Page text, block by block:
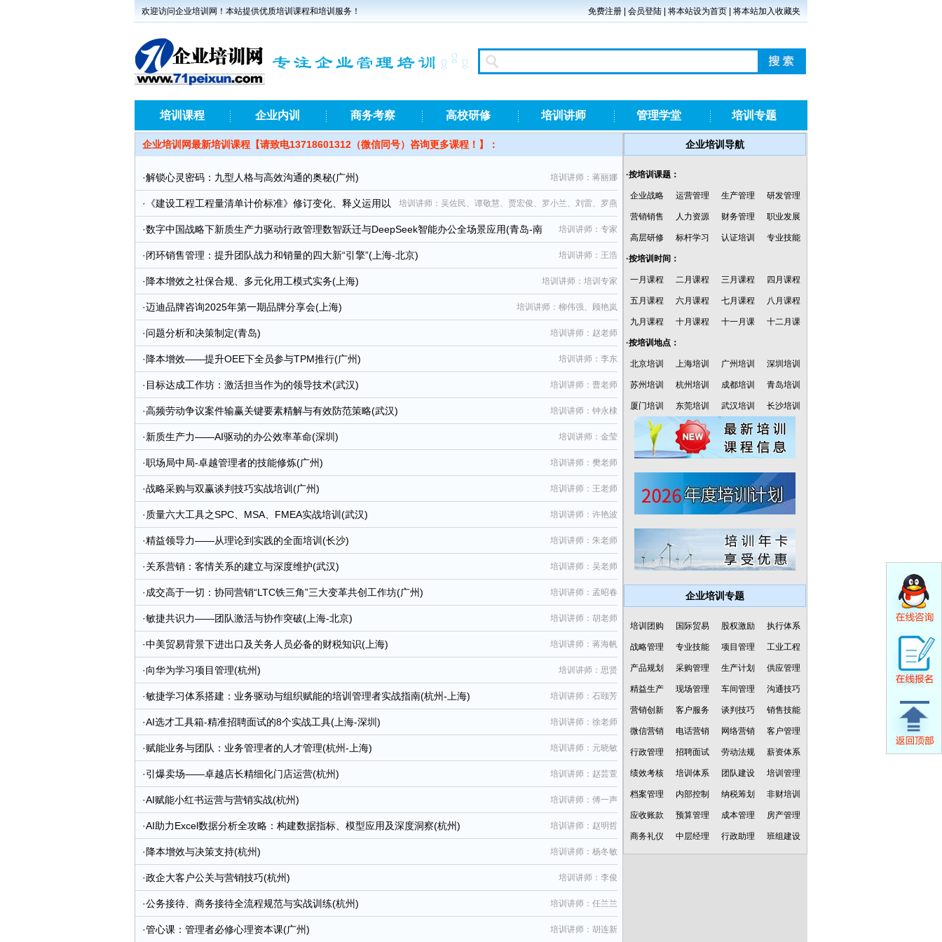
欢迎访问企业培训网！本站提供优质培训课程和培训服务！ 免费注册 会员登陆 将本站设为首页 将本站加入收藏夹
培训课程 企业内训 商务考察 高校研修 培训讲师 管理学堂 培训专题
企业培训网最新培训课程【请致电13718601312（微信同号）咨询更多课程！】：
培训讲师：蒋丽娜
·解锁心灵密码：九型人格与高效沟通的奥秘(广州)
培训讲师：吴佐民、谭敬慧、贾宏俊、罗小兰、刘雷、罗燕
· 《建设工程工程量清单计价标准》修订变化、释义运用以
及对工程合同的影响与对策暨建设项目全过程造价管控、结算、审计、财评案例实操(贵阳-拉萨) 培训讲师：专家
·数字中国战略下新质生产力驱动行政管理数智跃迁与DeepSeek智能办公全场景应用(青岛-南
昌-昆明-太原-成都) 培训讲师：王浩
·闭环销售管理：提升团队战力和销量的四大新“引擎”(上海-北京)
培训讲师：培训专家
· 降本增效之社保合规、多元化用工模式实务(上海)
培训讲师：柳伟强、顾艳岚
·迈迪品牌咨询2025年第一期品牌分享会(上海)
培训讲师：赵老师
·问题分析和决策制定(青岛)
培训讲师：李东
· 降本增效——提升OEE下全员参与TPM推行(广州)
培训讲师：曹老师
· 目标达成工作坊：激活担当作为的领导技术(武汉)
培训讲师：钟永棣
·高频劳动争议案件输赢关键要素精解与有效防范策略(武汉)
培训讲师：金莹
·新质生产力——AI驱动的办公效率革命(深圳)
培训讲师：樊老师
·职场局中局-卓越管理者的技能修炼(广州)
培训讲师：王老师
·战略采购与双赢谈判技巧实战培训(广州)
培训讲师：许艳波
· 质量六大工具之SPC、MSA、FMEA实战培训(武汉)
培训讲师：朱老师
·精益领导力——从理论到实践的全面培训(长沙)
培训讲师：吴老师
·关系营销：客情关系的建立与深度维护(武汉)
培训讲师：孟昭春
·成交高于一切：协同营销“LTC铁三角”三大变革共创工作坊(广州)
培训讲师：胡老师
·敏捷共识力——团队激活与协作突破(上海-北京)
培训讲师：蒋海帆
·中美贸易背景下进出口及关务人员必备的财税知识(上海)
培训讲师：思贤
·向华为学习项目管理(杭州)
培训讲师：石颐芳
·敏捷学习体系搭建：业务驱动与组织赋能的培训管理者实战指南(杭州-上海)
培训讲师：徐老师
·AI选才工具箱-精准招聘面试的8个实战工具(上海-深圳)
培训讲师：元晓敏
·赋能业务与团队：业务管理者的人才管理(杭州-上海)
培训讲师：赵芸萱
·引爆卖场——卓越店长精细化门店运营(杭州)
培训讲师：傅一声
·AI赋能小红书运营与营销实战(杭州)
培训讲师：赵明哲
·AI助力Excel数据分析全攻略：构建数据指标、模型应用及深度洞察(杭州)
培训讲师：杨冬敏
· 降本增效与决策支持(杭州)
培训讲师：李俊
·政企大客户公关与营销技巧(杭州)
培训讲师：任兰兰
·公务接待、商务接待全流程规范与实战训练(杭州)
培训讲师：胡连新
·管心课：管理者必修心理资本课(广州)
企业培训导航
·按培训课题：
企业战略 运营管理 生产管理 研发管理
营销销售 人力资源 财务管理 职业发展
高层研修 标杆学习 认证培训 专业技能
·按培训时间：
一月课程 二月课程 三月课程 四月课程
五月课程 六月课程 七月课程 八月课程
九月课程 十月课程 十一月课 十二月课
·按培训地点：
北京培训 上海培训 广州培训 深圳培训
苏州培训 杭州培训 成都培训 青岛培训
厦门培训 东莞培训 武汉培训 长沙培训
企业培训专题
培训团购 国际贸易 股权激励 执行体系
战略管理 专业技能 项目管理 工业工程
产品规划 采购管理 生产计划 供应管理
精益生产 现场管理 车间管理 沟通技巧
营销创新 客户服务 谈判技巧 销售技能
微信营销 电话营销 网络营销 客户管理
行政管理 招聘面试 劳动法规 薪资体系
绩效考核 培训体系 团队建设 培训管理
档案管理 内部控制 纳税筹划 非财培训
应收账款 预算管理 成本管理 房产管理
商务礼仪 中层经理 行政助理 班组建设